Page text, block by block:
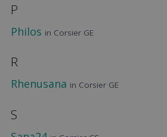
P
Philos in Corsier GE
R
Rhenusana in Corsier GE
S